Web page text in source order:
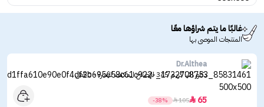
غالبًا ما يتم شراؤها معًا
المنتجات الموصى بها
Dr.Althea
دكتور الثيا كريم 345 للإصلاح المكثف للبشرة - 50مل
65

105

-38%